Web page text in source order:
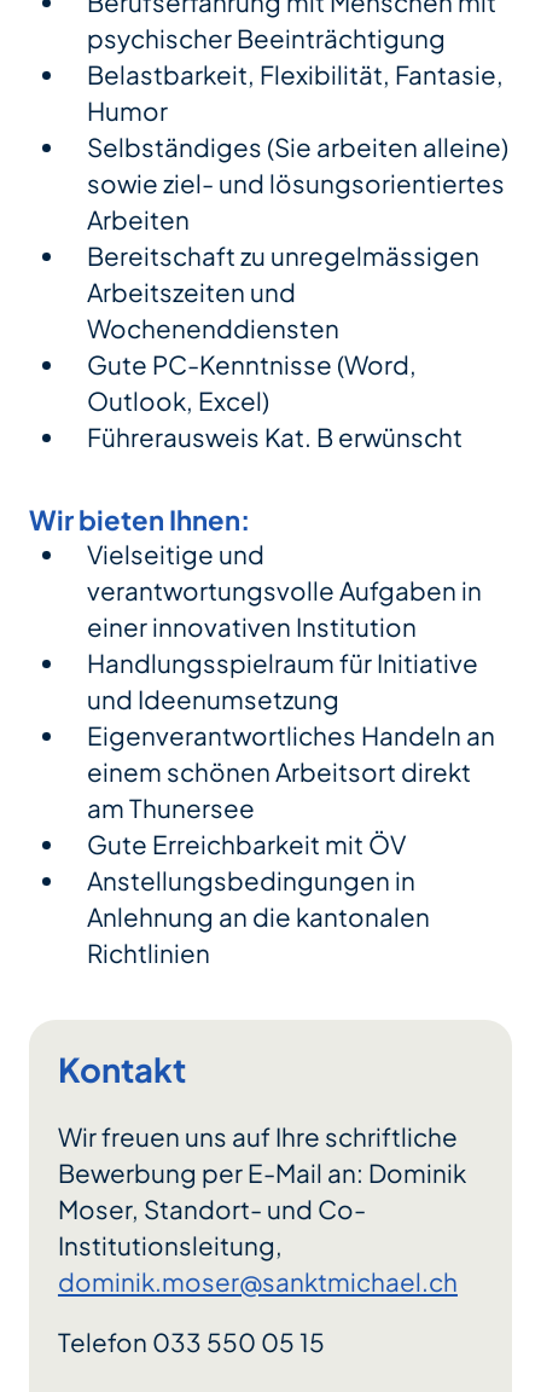
psychischer Beeinträchtigung
Belastbarkeit, Flexibilität, Fantasie,
Humor
Selbständiges (Sie arbeiten alleine)
sowie ziel- und lösungsorientiertes
Arbeiten
Bereitschaft zu unregelmässigen
Arbeitszeiten und
Wochenenddiensten
Gute PC-Kenntnisse (Word,
Outlook, Excel)
Führerausweis Kat. B erwünscht
Wir bieten Ihnen:
Vielseitige und
verantwortungsvolle Aufgaben in
einer innovativen Institution
Handlungsspielraum für Initiative
und Ideenumsetzung
Eigenverantwortliches Handeln an
einem schönen Arbeitsort direkt
am Thunersee
Gute Erreichbarkeit mit ÖV
Anstellungsbedingungen in
Anlehnung an die kantonalen
Richtlinien
Kontakt
Wir freuen uns auf Ihre schriftliche
Bewerbung per E-Mail an: Dominik
Moser, Standort- und Co-
Institutionsleitung,
dominik.moser@sanktmichael.ch
Telefon 033 550 05 15